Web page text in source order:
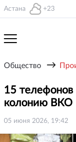
Астана +23
Общество →
15 телефонов
колонию ВКО
05 июня 2026, 19:42